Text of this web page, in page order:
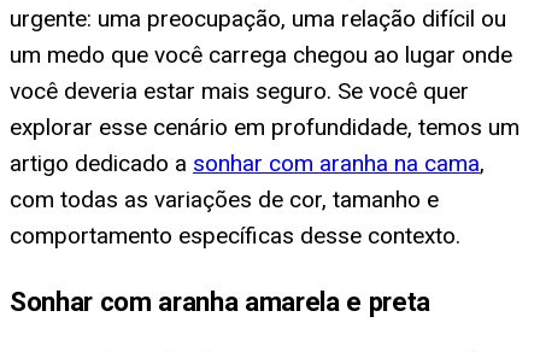
urgente: uma preocupação, uma relação difícil ou
um medo que você carrega chegou ao lugar onde
você deveria estar mais seguro. Se você quer
explorar esse cenário em profundidade, temos um
artigo dedicado a sonhar com aranha na cama,
com todas as variações de cor, tamanho e
comportamento específicas desse contexto.
Sonhar com aranha amarela e preta